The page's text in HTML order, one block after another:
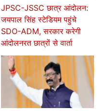
JPSC-JSSC छात्र आंदोलन:
जयपाल सिंह स्टेडियम पहुंचे
SDO-ADM, सरकार करेगी
आंदोलनरत छात्रों से वार्ता